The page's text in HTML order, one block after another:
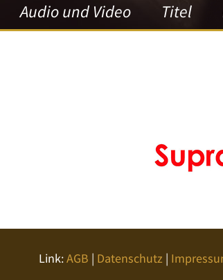
Audio und Video Titel
Link:AGB | Datenschutz |